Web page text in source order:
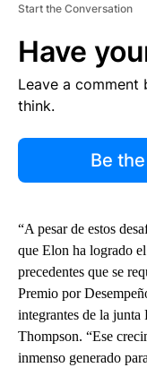
Start the Conversation
Have
Leave a
think.
Be
“A pesar de estos
que Elon ha logrado
precedentes que se
Premio por
integrantes de la
Thompson. “Ese
inmenso generado